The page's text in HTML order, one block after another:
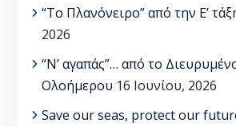
“Το Πλανόνειρο” από την Ε’
2026
“Ν’ αγαπάς”… από το
Ολοήμερου 16 Ιουνίου, 2026
Save our seas, protect our